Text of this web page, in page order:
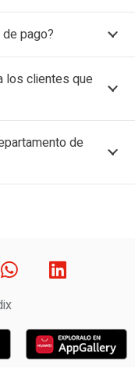
pago?
los clientes que
de